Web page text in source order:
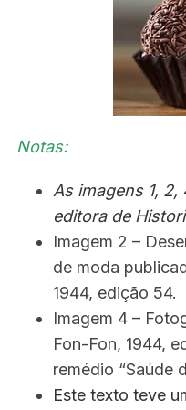
Notas:
As imagens 1,
editora de
Imagem 2 –
de moda
1944, edição 54.
Imagem 4 –
Fon-Fon, 1944,
remédio “Saúde
Este texto teve